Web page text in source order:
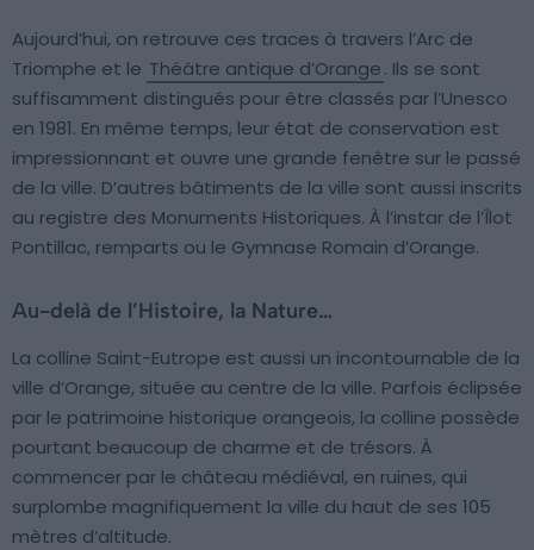
Aujourd’hui, on retrouve ces traces à travers l’Arc de
Triomphe et le Théâtre antique d’Orange. Ils se sont
suffisamment distingués pour être classés par l’Unesco
en 1981. En même temps, leur état de conservation est
impressionnant et ouvre une grande fenêtre sur le passé
de la ville. D’autres bâtiments de la ville sont aussi inscrits
au registre des Monuments Historiques. À l’instar de l’Îlot
Pontillac, remparts ou le Gymnase Romain d’Orange.
Au-delà de l’Histoire, la Nature…
La colline Saint-Eutrope est aussi un incontournable de la
ville d’Orange, située au centre de la ville. Parfois éclipsée
par le patrimoine historique orangeois, la colline possède
pourtant beaucoup de charme et de trésors. À
commencer par le château médiéval, en ruines, qui
surplombe magnifiquement la ville du haut de ses 105
mètres d’altitude.